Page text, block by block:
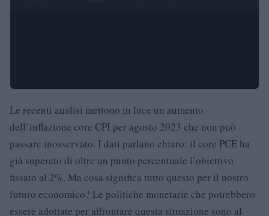
Le recenti analisi mettono in luce un aumento
dell’inflazione core CPI per agosto 2023 che non può
passare inosservato. I dati parlano chiaro: il core PCE ha
già superato di oltre un punto percentuale l’obiettivo
fissato al 2%. Ma cosa significa tutto questo per il nostro
futuro economico? Le politiche monetarie che potrebbero
essere adottate per affrontare questa situazione sono al